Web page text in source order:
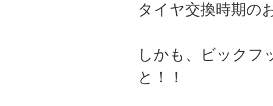
タイヤ交換時期の
しかも、ビックフ
と！！